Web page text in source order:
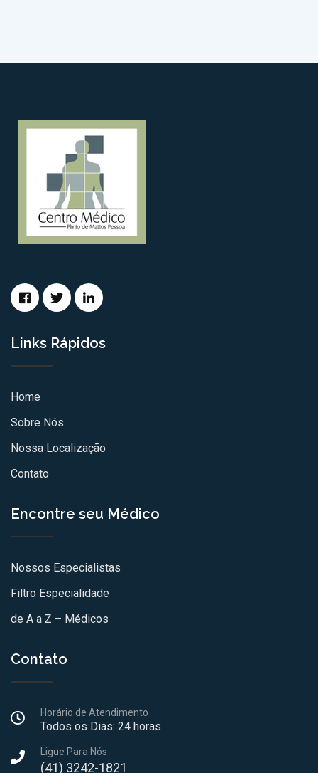
Links Rápidos
Home
Sobre Nós
Nossa Localização
Contato
Encontre seu Médico
Nossos Especialistas
Filtro Especialidade
de A a Z – Médicos
Contato
Horário de Atendimento
Todos os Dias: 24 horas
Ligue Para Nós
(41) 3242-1821